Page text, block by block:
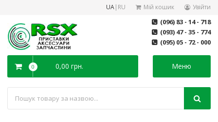
UA| RU Мій кошик Увійти
(096) 83 - 14 - 718
(093) 47 - 35 - 774
(095) 05 - 72 - 000
Меню
0 0,00 грн.